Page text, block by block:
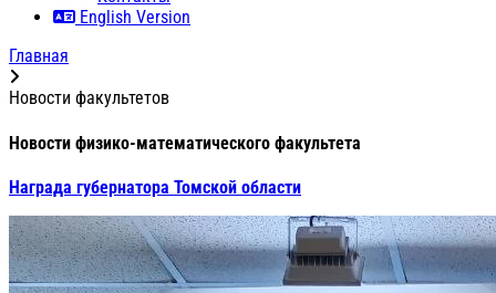
English Version
Главная
Новости факультетов
Новости физико-математического факультета
Награда губернатора Томской области